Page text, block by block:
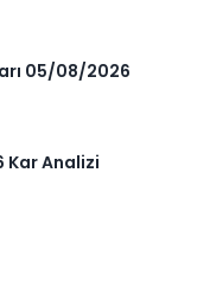
05/08/2026
Kar Analizi